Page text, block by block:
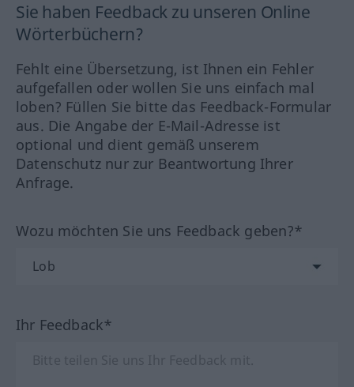
Sie haben Feedback zu unseren Online
Wörterbüchern?
Fehlt eine Übersetzung, ist Ihnen ein Fehler
aufgefallen oder wollen Sie uns einfach mal
loben? Füllen Sie bitte das Feedback-Formular
aus. Die Angabe der E-Mail-Adresse ist
optional und dient gemäß unserem
Datenschutz nur zur Beantwortung Ihrer
Anfrage.
Wozu möchten Sie uns Feedback geben?*
Ihr Feedback*